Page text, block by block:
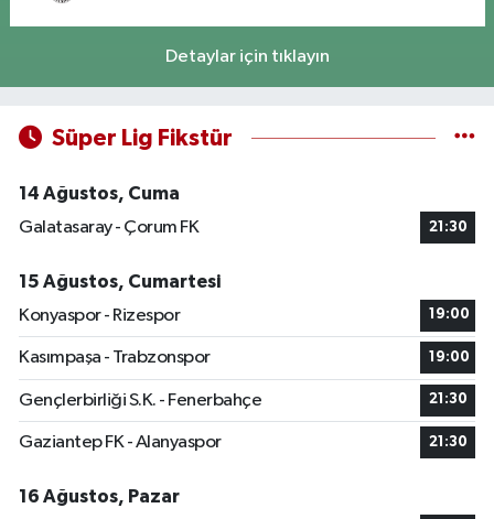
Detaylar için tıklayın
Süper Lig Fikstür
14 Ağustos, Cuma
Galatasaray - Çorum FK
21:30
15 Ağustos, Cumartesi
Konyaspor - Rizespor
19:00
Kasımpaşa - Trabzonspor 19:00
Gençlerbirliği S.K. - Fenerbahçe 21:30
Gaziantep FK - Alanyaspor 21:30
16 Ağustos, Pazar